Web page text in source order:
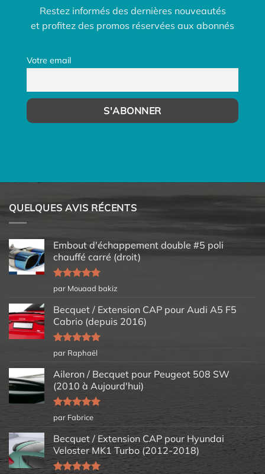
Restez informés des dernières nouveautés
et profitez des promos réservées aux abonnés
Votre email
QUELQUES AVIS RÉCENTS
Embout d'échappement double #5 poli
chauffé carré (droit)
Note5sur
5
par Mouaad bakiz
Becquet / Extension CAP pour Audi A5 F5
Cabrio (depuis 2016)
Note5sur
5
par Raphaël
Aileron / Becquet pour Peugeot 508 SW
(2010 à Aujourd'hui)
Note5sur
5
par Fabrice
Becquet / Extension CAP pour Hyundai
Veloster MK1 Turbo (2012-2018)